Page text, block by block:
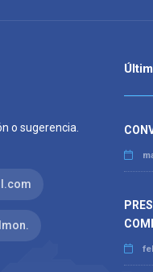
o sugerencia.